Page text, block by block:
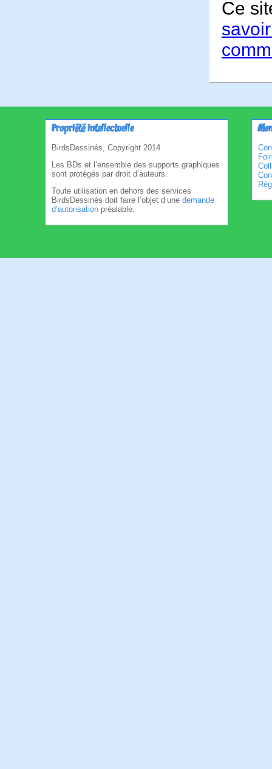
Ce
Propriété intellectuelle
BirdsDessinés, Copyright 2014
Les BDs et l’ensemble des supports graphiques
sont protégés par droit d’auteurs.
Toute utilisation en dehors des services
BirdsDessinés doit faire l’objet d’une demande
d’autorisation préalable.